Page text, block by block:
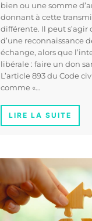
bien ou une somme
donnant à cette
différente. Il peut s’agir
d’une reconnaissance
échange, alors que
libérale : faire un don
L’article 893 du Code
comme «…
LIRE LA SUITE